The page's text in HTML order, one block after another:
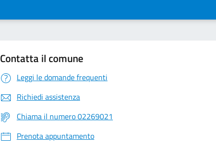
Contatta il comune
Leggi le domande frequenti
Richiedi assistenza
Chiama il numero 02269021
Prenota appuntamento